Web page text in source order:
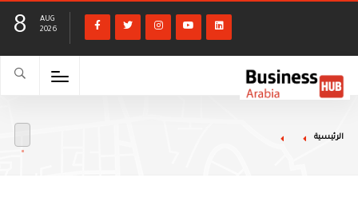
8
AUG
2026
الرئيسية